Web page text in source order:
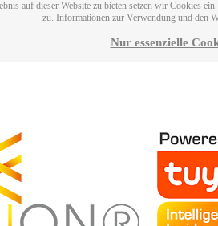
auf dieser Website zu bieten setzen wir Cookies
zu. Informationen zur Verwendung und den
Nur essenzielle